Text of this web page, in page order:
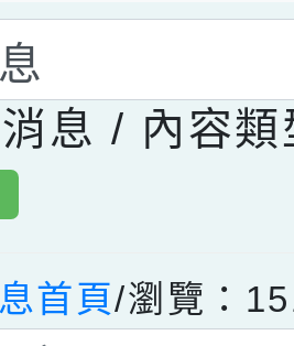
面內容會更
息 / 內容類
首頁/瀏覽：